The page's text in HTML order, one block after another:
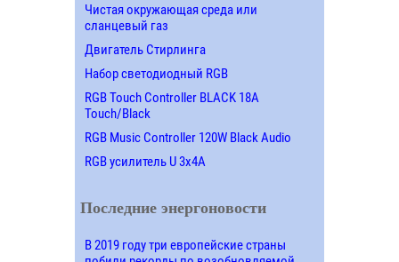
Чистая окружающая среда или
сланцевый газ
Двигатель Стирлинга
Набор светодиодный RGB
RGB Touch Controller BLACK 18A
Touch/Black
RGB Music Controller 120W Black Audio
RGB усилитель U 3х4A
Последние энергоновости
В 2019 году три европейские страны